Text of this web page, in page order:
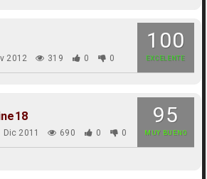
100
EXCELENTE
2012 319 0 0
95
MUY BUENO
Dic 2011 690 0 0